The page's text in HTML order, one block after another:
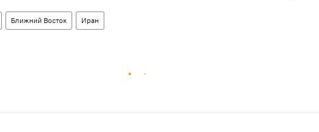
Ближний Восток Иран